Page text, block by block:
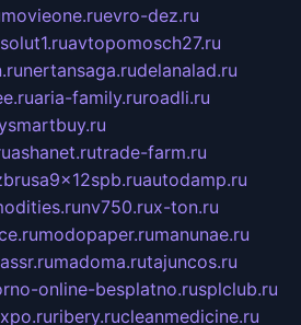
movieone.ruevro-dez.ru
avtopomosch27.ru
nertansaga.rudelanalad.ru
aria-family.ruroadli.ru
ashanet.rutrade-farm.ru
autodamp.ru
nv750.rux-ton.ru
modopaper.rumanunae.ru
madoma.rutajuncos.ru
online-besplatno.rusplclub.ru
ribery.rucleanmedicine.ru